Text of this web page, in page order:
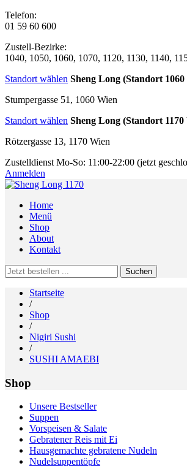
Telefon:
01 59 60 600
Zustell-Bezirke:
1040, 1050, 1060, 1070, 1120, 1130, 1140,
Standort wählen Sheng Long (Standort
Stumpergasse 51, 1060 Wien
Standort wählen Sheng Long (Standort 1170
Rötzergasse 13, 1170 Wien
Zustelldienst Mo-So: 11:00-22:00 (jetzt
Anmelden
Home
Menü
Shop
About
Kontakt
Search
for:
Startseite
/
Shop
/
Nigiri Sushi
/
SUSHI AMAEBI
Shop
Unsere Bestseller
Suppen
Vorspeisen & Salate
Gebratener Reis mit Ei
Hausgemachte gebratene Nudeln
Nudelsuppentöpfe